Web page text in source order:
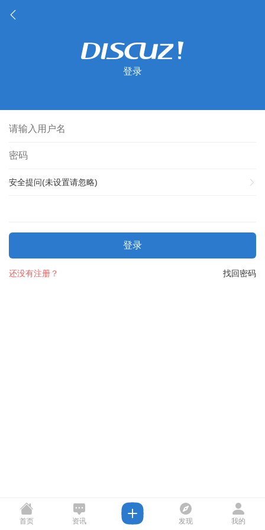
登录
安全提问(未设置请忽略)
登录
找回密码
还没有注册？
首页 资讯 发现 我的